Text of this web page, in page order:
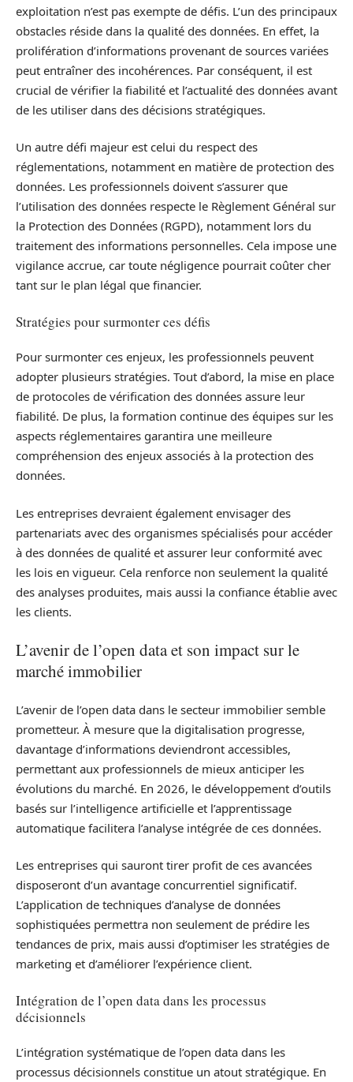
exploitation n’est pas exempte de défis. L’un des principaux
obstacles réside dans la qualité des données. En effet, la
prolifération d’informations provenant de sources variées
peut entraîner des incohérences. Par conséquent, il est
crucial de vérifier la fiabilité et l’actualité des données avant
de les utiliser dans des décisions stratégiques.
Un autre défi majeur est celui du respect des
réglementations, notamment en matière de protection des
données. Les professionnels doivent s’assurer que
l’utilisation des données respecte le Règlement Général sur
la Protection des Données (RGPD), notamment lors du
traitement des informations personnelles. Cela impose une
vigilance accrue, car toute négligence pourrait coûter cher
tant sur le plan légal que financier.
Stratégies pour surmonter ces défis
Pour surmonter ces enjeux, les professionnels peuvent
adopter plusieurs stratégies. Tout d’abord, la mise en place
de protocoles de vérification des données assure leur
fiabilité. De plus, la formation continue des équipes sur les
aspects réglementaires garantira une meilleure
compréhension des enjeux associés à la protection des
données.
Les entreprises devraient également envisager des
partenariats avec des organismes spécialisés pour accéder
à des données de qualité et assurer leur conformité avec
les lois en vigueur. Cela renforce non seulement la qualité
des analyses produites, mais aussi la confiance établie avec
les clients.
L’avenir de l’open data et son impact sur le
marché immobilier
L’avenir de l’open data dans le secteur immobilier semble
prometteur. À mesure que la digitalisation progresse,
davantage d’informations deviendront accessibles,
permettant aux professionnels de mieux anticiper les
évolutions du marché. En 2026, le développement d’outils
basés sur l’intelligence artificielle et l’apprentissage
automatique facilitera l’analyse intégrée de ces données.
Les entreprises qui sauront tirer profit de ces avancées
disposeront d’un avantage concurrentiel significatif.
L’application de techniques d’analyse de données
sophistiquées permettra non seulement de prédire les
tendances de prix, mais aussi d’optimiser les stratégies de
marketing et d’améliorer l’expérience client.
Intégration de l’open data dans les processus
décisionnels
L’intégration systématique de l’open data dans les
processus décisionnels constitue un atout stratégique. En